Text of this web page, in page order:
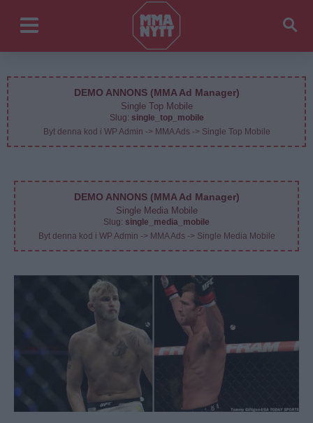
DEMO ANNONS (MMA Ad Manager)
Single Top Mobile
Slug: single_top_mobile
Byt denna kod i WP Admin -> MMA Ads -> Single Top Mobile
DEMO ANNONS (MMA Ad Manager)
Single Media Mobile
Slug: single_media_mobile
Byt denna kod i WP Admin -> MMA Ads -> Single Media Mobile